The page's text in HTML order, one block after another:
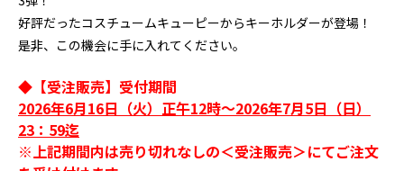
好評だったコスチュームキューピーからキーホルダーが登場！
是非、この機会に手に入れてください。
◆【受注販売】受付期間
2026年6月16日（火）正午12時～2026年7月5日（日）
23：59迄
※上記期間内は売り切れなしの＜受注販売＞にてご注文